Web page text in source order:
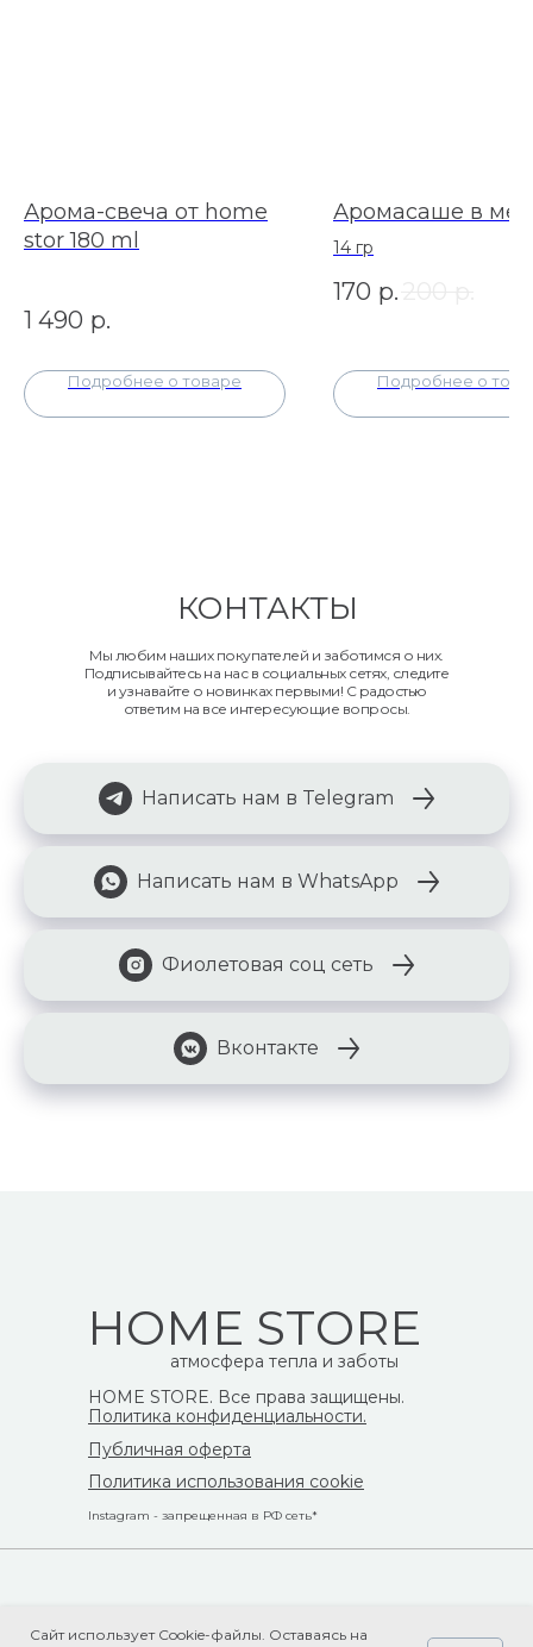
Арома-свеча от home
stor 180 ml
1 490 р.
Подробнее о товаре
Аромасаше в
14 гр
170 р.
Подробнее о
КОНТАКТЫ
Мы любим наших покупателей и заботимся о них.
Подписывайтесь на нас в социальных сетях, следите
и узнавайте о новинках первыми! С радостью
ответим на все интересующие вопросы.
Написать нам в Telegram
Написать нам в WhatsApp
Фиолетовая соц сеть
Вконтакте
Сайт использует Cookie-файлы. Оставаясь на
HOME STORE
Политика использования cookie
Публичная оферта
HOME STORE. Все права защищены.
Политика конфиденциальности.
Instagram - запрещенная в РФ сеть*
атмосфера тепла и заботы